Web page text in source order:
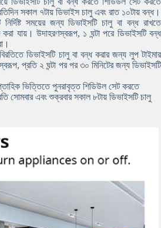
সকাল ৭টায় ডিভাইস চালু এবং রাত ১০টায় বন্ধ।
সময়ের জন্য ডিভাইসটি চালু বা বন্ধ রাখতে
করা যায়। উদাহরণস্বরূপ, ১ ঘন্টা পরে ডিভাইসটি বন্ধ
বিরতিতে ডিভাইসটি চালু বা বন্ধ করার জন্য লুপ টাইমার
প্রতি ২ ঘন্টা পর পর ৩০ মিনিটের জন্য ডিভাইসটি
ভিত্তিতে পুনরাবৃত্ত শিডিউল সেট করতে
সোমবার এবং শুক্রবার সকাল ৮টায় ডিভাইসটি চালু